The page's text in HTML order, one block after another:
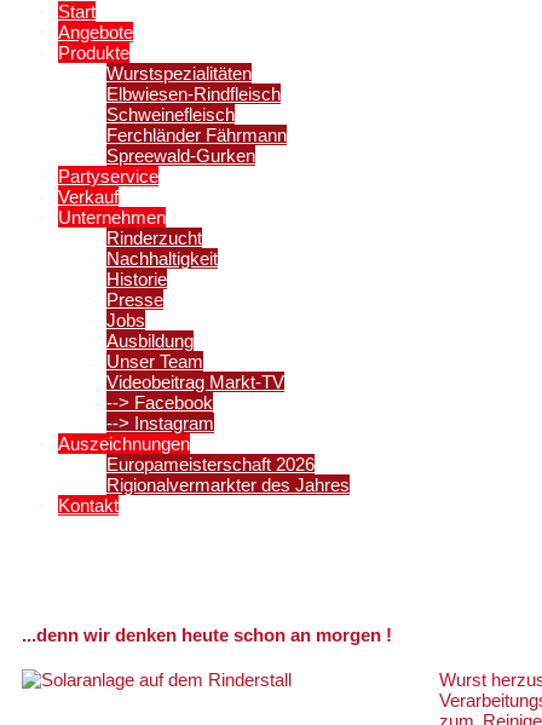
Start
Angebote
Produkte
Wurstspezialitäten
Elbwiesen-Rindfleisch
Schweinefleisch
Ferchländer Fährmann
Spreewald-Gurken
Partyservice
Verkauf
Unternehmen
Rinderzucht
Nachhaltigkeit
Historie
Presse
Jobs
Ausbildung
Unser Team
Videobeitrag Markt-TV
--> Facebook
--> Instagram
Auszeichnungen
Europameisterschaft 2026
Rigionalvermarkter des Jahres
Kontakt
...denn wir denken heute schon an morgen !
Wurst
zum